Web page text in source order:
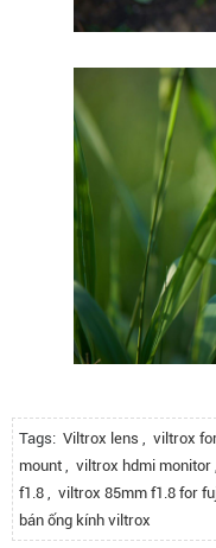
Tags: Viltrox lens , viltrox
mount , viltrox hdmi monitor ,
f1.8 , viltrox 85mm f1.8 for
bán ống kính viltrox